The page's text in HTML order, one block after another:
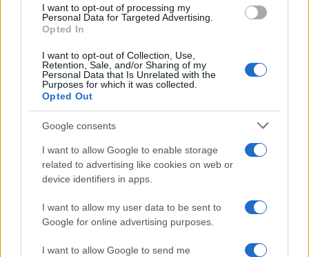
I want to opt-out of processing my
Personal Data for Targeted Advertising.
Opted In
I want to opt-out of Collection, Use,
Retention, Sale, and/or Sharing of my
Personal Data that Is Unrelated with the
Purposes for which it was collected.
Opted Out
Google consents
I want to allow Google to enable storage
related to advertising like cookies on web or
device identifiers in apps.
I want to allow my user data to be sent to
Google for online advertising purposes.
I want to allow Google to send me
Πόρτο Γερμενό: Η στιγμή που η φωτιά
μπαίνει στο χωριό και καταστρέφει τα
πάντα στο πέρασμά της
Στη Βρετανία στελέχη του ελληνικού FBI
για να παραλάβουν την 46χρονη για την
τραγωδία της Μαρφίν - Η διαδικασία που
θα ακολουθηθεί
Μητσοτάκης στην υπογραφή συμφωνίας
για την ηλεκτρική διασύνδεση Ελλάδας –
είσοδος της Meridiam στην GSI
Το τελευταίο αντίο στον Γιάννη
εκείνο το σπάνιο μέταλλο μιας άλλης